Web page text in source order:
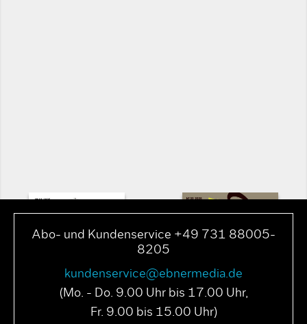
Abo- und Kundenservice +49 731 88005-
8205
kundenservice@ebnermedia.de
(Mo. - Do. 9.00 Uhr bis 17.00 Uhr,
Fr. 9.00 bis 15.00 Uhr)